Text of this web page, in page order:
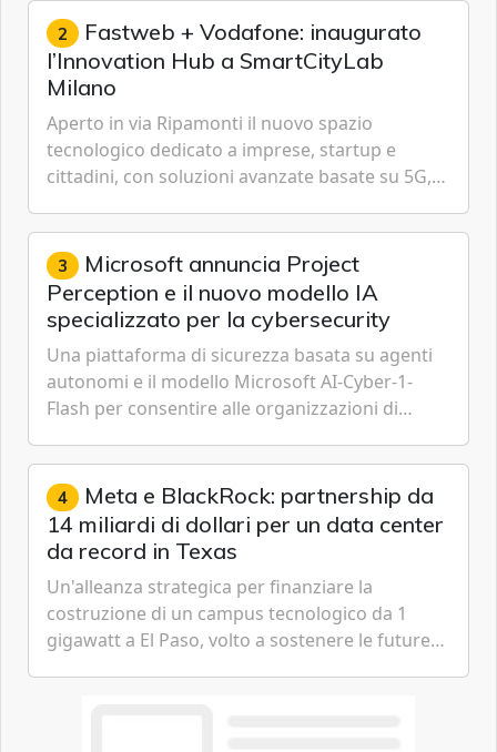
2 Fastweb + Vodafone: inaugurato
l’Innovation Hub a SmartCityLab
Milano
Aperto in via Ripamonti il nuovo spazio
tecnologico dedicato a imprese, startup e
cittadini, con soluzioni avanzate basate su 5G,
Cybersecurity.
3 Microsoft annuncia Project
Perception e il nuovo modello IA
specializzato per la cybersecurity
Una piattaforma di sicurezza basata su agenti
autonomi e il modello Microsoft AI-Cyber-1-
Flash per consentire alle organizzazioni di
gestione continua del rischio.
4 Meta e BlackRock: partnership da
14 miliardi di dollari per un data center
da record in Texas
Un'alleanza strategica per finanziare la
costruzione di un campus tecnologico da 1
gigawatt a El Paso, volto a sostenere le future